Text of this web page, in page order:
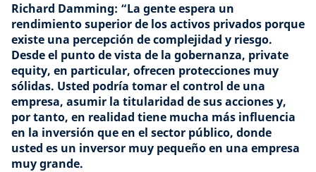
Richard Damming: “La gente espera un
rendimiento superior de los activos privados porque
existe una percepción de complejidad y riesgo.
Desde el punto de vista de la gobernanza, private
equity, en particular, ofrecen protecciones muy
sólidas. Usted podría tomar el control de una
empresa, asumir la titularidad de sus acciones y,
por tanto, en realidad tiene mucha más influencia
en la inversión que en el sector público, donde
usted es un inversor muy pequeño en una empresa
muy grande.